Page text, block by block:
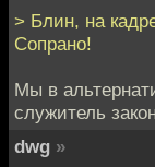
> Блин, на
Сопрано!
Мы в
служитель
dwg »